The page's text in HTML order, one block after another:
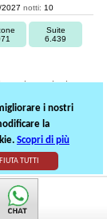
i nostri
la
Scopri di più
TUTTI
notti: 10
Suite
6.439
assicurazioni e